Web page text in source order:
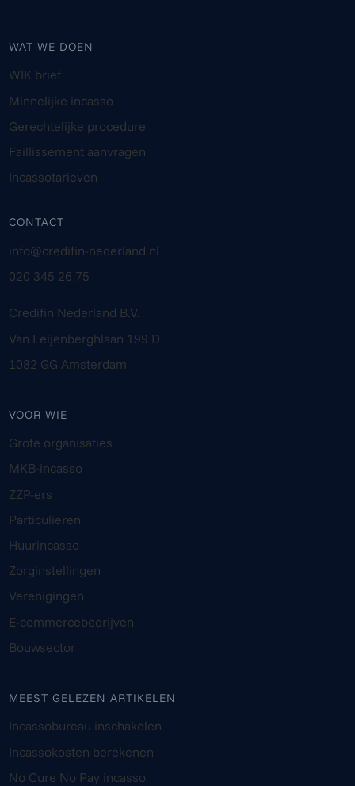
WAT WE DOEN
WIK brief
Minnelijke incasso
Gerechtelijke procedure
Faillissement aanvragen
Incassotarieven
CONTACT
info@credifin-nederland.nl
020 345 26 75
Credifin Nederland B.V.
Van Leijenberghlaan 199 D
1082 GG Amsterdam
VOOR WIE
Grote organisaties
MKB-incasso
ZZP-ers
Particulieren
Huurincasso
Zorginstellingen
Verenigingen
E-commercebedrijven
Bouwsector
MEEST GELEZEN ARTIKELEN
Incassobureau inschakelen
Incassokosten berekenen
No Cure No Pay incasso